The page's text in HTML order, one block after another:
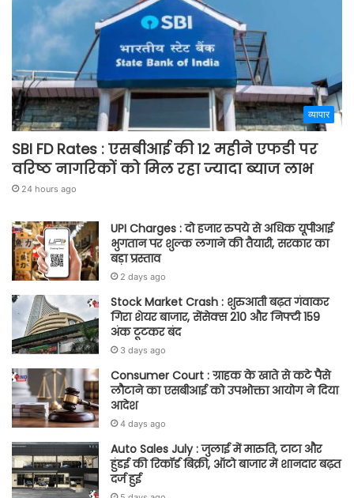
व्यापार
SBI FD Rates : एसबीआई की 12 महीने एफडी पर
वरिष्ठ नागरिकों को मिल रहा ज्यादा ब्याज लाभ
24 hours ago
UPI Charges : दो हजार रुपये से अधिक यूपीआई
भुगतान पर शुल्क लगाने की तैयारी, सरकार का
बड़ा प्रस्ताव
2 days ago
Stock Market Crash : शुरुआती बढ़त गंवाकर
गिरा शेयर बाजार, सेंसेक्स 210 और निफ्टी 159
अंक टूटकर बंद
3 days ago
Consumer Court : ग्राहक के खाते से कटे पैसे
लौटाने का एसबीआई को उपभोक्ता आयोग ने दिया
आदेश
4 days ago
Auto Sales July : जुलाई में मारुति, टाटा और
हुंडई की रिकॉर्ड बिक्री, ऑटो बाजार में शानदार बढ़त
दर्ज हुई